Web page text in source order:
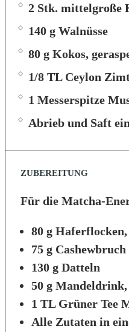
2 Stk. mittelgroße
140 g Walnüsse
80 g Kokos,
1/8 TL Ceylon
1 Messerspitze
Abrieb und Saft
ZUBEREITUNG
Für die Matcha-
80 g
75 g Cashewbruch
130 g Datteln
50 g
1 TL Grüner Tee
Alle Zutaten in